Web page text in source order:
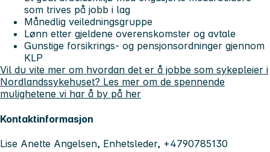
som trives på jobb i lag
Månedlig veiledningsgruppe
Lønn etter gjeldene overenskomster og avtale
Gunstige forsikrings- og pensjonsordninger gjennom
KLP
Vil du vite mer om hvordan det er å jobbe som sykepleier i
Nordlandssykehuset? Les mer om de spennende
mulighetene vi har å by på her
Kontaktinformasjon
Lise Anette Angelsen, Enhetsleder, +4790785130